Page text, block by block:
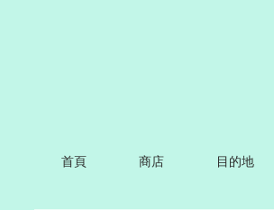
首頁 商店 目的地